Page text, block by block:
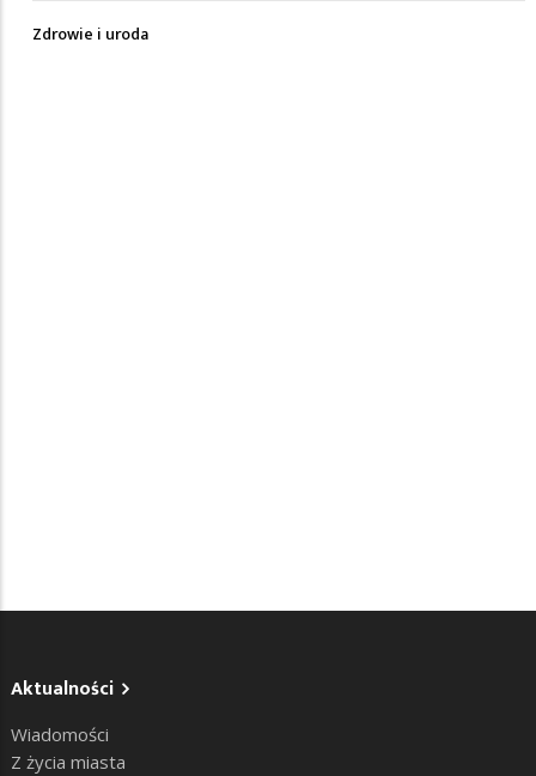
Zdrowie i uroda
Aktualności
Wiadomości
Z życia miasta